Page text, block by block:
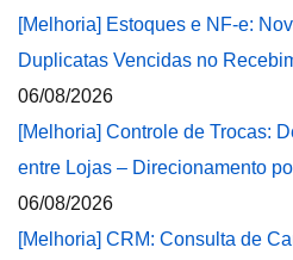
[Melhoria] Estoques e NF-e:
Duplicatas Vencidas no
06/08/2026
[Melhoria] Controle de Trocas:
entre Lojas – Direcionamento
06/08/2026
[Melhoria] CRM: Consulta de